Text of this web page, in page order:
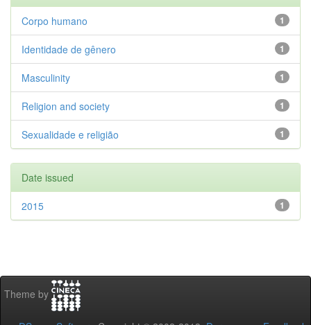
1
Corpo humano
1
Identidade de gênero
1
Masculinity
1
Religion and society
1
Sexualidade e religião
Date issued
1
2015
Theme by